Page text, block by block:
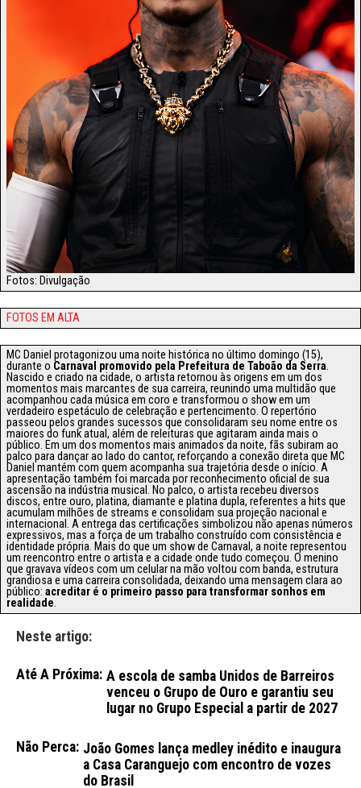
Fotos: Divulgação
FOTOS EM ALTA
MC Daniel protagonizou uma noite histórica no último domingo (15),
durante o Carnaval promovido pela Prefeitura de Taboão da Serra.
Nascido e criado na cidade, o artista retornou às origens em um dos
momentos mais marcantes de sua carreira, reunindo uma multidão que
acompanhou cada música em coro e transformou o show em um
verdadeiro espetáculo de celebração e pertencimento. O repertório
passeou pelos grandes sucessos que consolidaram seu nome entre os
maiores do funk atual, além de releituras que agitaram ainda mais o
público. Em um dos momentos mais animados da noite, fãs subiram ao
palco para dançar ao lado do cantor, reforçando a conexão direta que MC
Daniel mantém com quem acompanha sua trajetória desde o início. A
apresentação também foi marcada por reconhecimento oficial de sua
ascensão na indústria musical. No palco, o artista recebeu diversos
discos, entre ouro, platina, diamante e platina dupla, referentes a hits que
acumulam milhões de streams e consolidam sua projeção nacional e
internacional. A entrega das certificações simbolizou não apenas números
expressivos, mas a força de um trabalho construído com consistência e
identidade própria. Mais do que um show de Carnaval, a noite representou
um reencontro entre o artista e a cidade onde tudo começou. O menino
que gravava vídeos com um celular na mão voltou com banda, estrutura
grandiosa e uma carreira consolidada, deixando uma mensagem clara ao
público: acreditar é o primeiro passo para transformar sonhos em
realidade.
Neste artigo:
Até A Próxima: A escola de samba Unidos de Barreiros
venceu o Grupo de Ouro e garantiu seu
lugar no Grupo Especial a partir de 2027
Não Perca: João Gomes lança medley inédito e inaugura
a Casa Caranguejo com encontro de vozes
do Brasil